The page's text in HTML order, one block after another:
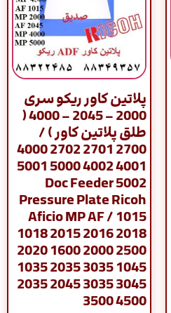
پلاتین کاور ریکو سری
2000 – 2045 – 4000 (
طلق پلاتین کاور ) /
2700 2701 2702 4000
4001 4002 5000 5001
5002 Doc Feeder
Pressure Plate Ricoh
Aficio MP AF / 1015
1018 2015 2016 2018
2020 1600 2000 2500
1035 2035 3035 1045
2035 2045 3035 3045
3500 4500